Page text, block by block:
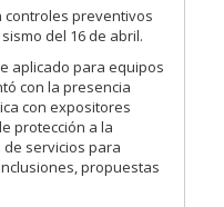
controles preventivos
del 16 de abril.
aplicado para equipos
con la presencia
con expositores
protección a la
servicios para
propuestas